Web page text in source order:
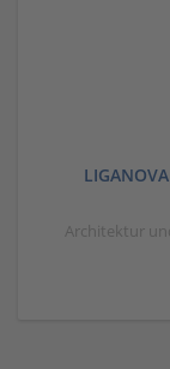
Architektur